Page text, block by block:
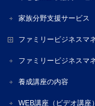
家族分野支援サービス
ファミリービジネスマ
ファミリービジネスマ
養成講座の内容
WEB講座（ビデオ講座）